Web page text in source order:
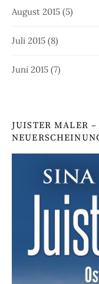
August 2015 (5)
Juli 2015 (8)
Juni 2015 (7)
JUISTER MALER